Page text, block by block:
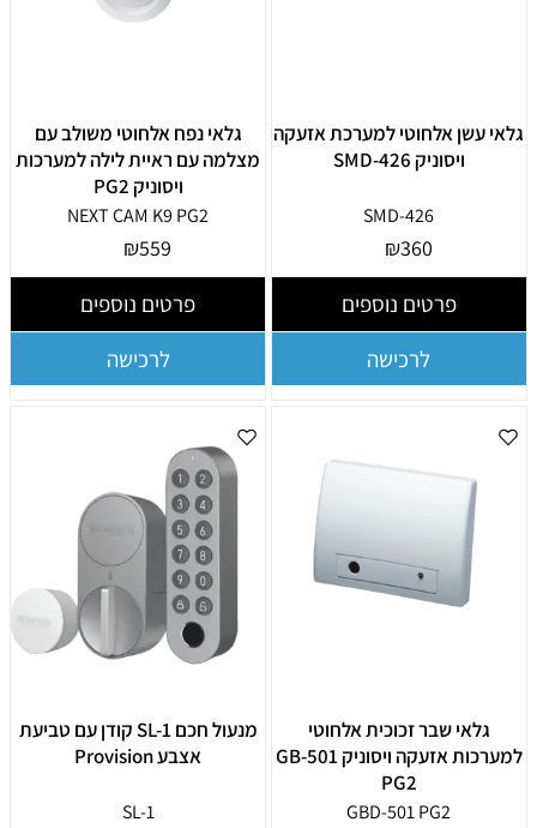
גלאי עשן אלחוטי למערכת אזעקה
ויסוניק SMD-426
SMD-426
₪360
פרטים נוספים
לרכישה
גלאי נפח אלחוטי משולב עם
מצלמה עם ראיית לילה למערכות
ויסוניק PG2
NEXT CAM K9 PG2
₪559
פרטים נוספים
לרכישה
גלאי שבר זכוכית אלחוטי
למערכות אזעקה ויסוניק GB-501
PG2
GBD-501 PG2
מנעול חכם SL-1 קודן עם טביעת
אצבע Provision
SL-1